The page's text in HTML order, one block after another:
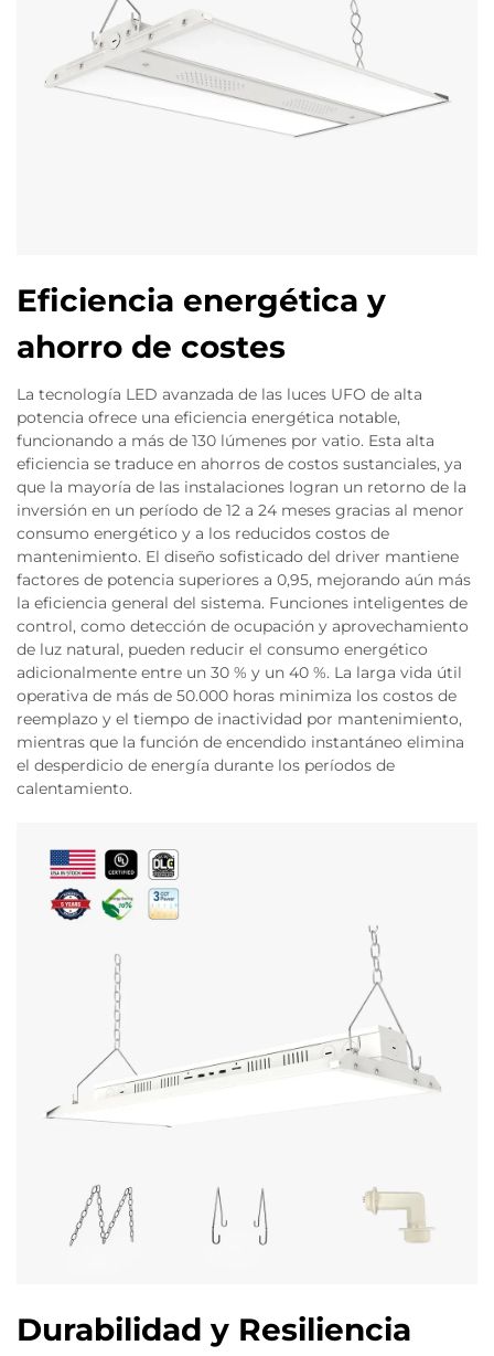
Eficiencia energética y
ahorro de costes
La tecnología LED avanzada de las luces UFO de alta
potencia ofrece una eficiencia energética notable,
funcionando a más de 130 lúmenes por vatio. Esta alta
eficiencia se traduce en ahorros de costos sustanciales, ya
que la mayoría de las instalaciones logran un retorno de la
inversión en un período de 12 a 24 meses gracias al menor
consumo energético y a los reducidos costos de
mantenimiento. El diseño sofisticado del driver mantiene
factores de potencia superiores a 0,95, mejorando aún más
la eficiencia general del sistema. Funciones inteligentes de
control, como detección de ocupación y aprovechamiento
de luz natural, pueden reducir el consumo energético
adicionalmente entre un 30 % y un 40 %. La larga vida útil
operativa de más de 50.000 horas minimiza los costos de
reemplazo y el tiempo de inactividad por mantenimiento,
mientras que la función de encendido instantáneo elimina
el desperdicio de energía durante los períodos de
calentamiento.
Durabilidad y Resiliencia